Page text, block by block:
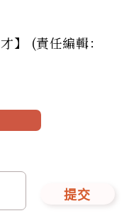
】 (責任編輯：
提交